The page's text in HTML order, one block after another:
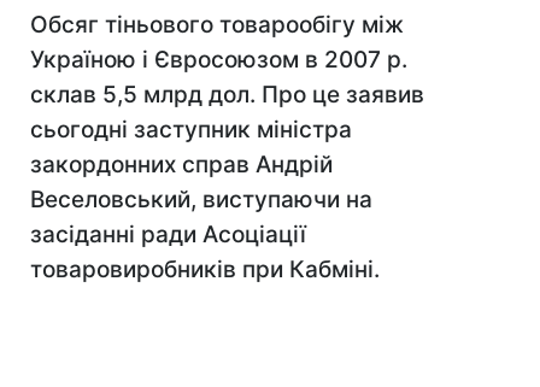
Обсяг тіньового товарообігу між
Україною і Євросоюзом в 2007 р.
склав 5,5 млрд дол. Про це заявив
сьогодні заступник міністра
закордонних справ Андрій
Веселовський, виступаючи на
засіданні ради Асоціації
товаровиробників при Кабміні.